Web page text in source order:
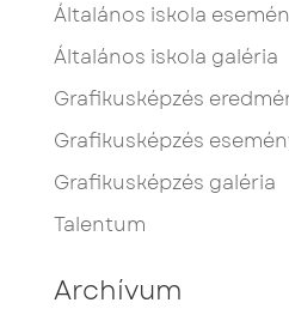
Általános iskola
Általános iskola galéria
Grafikusképzés
Grafikusképzés
Grafikusképzés galéria
Talentum
Archívum